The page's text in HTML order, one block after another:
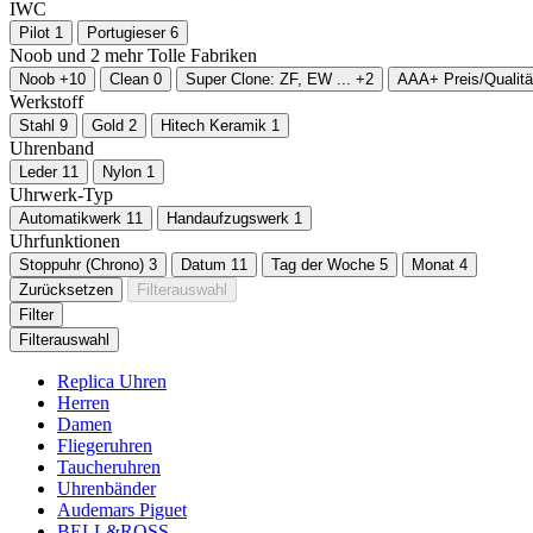
IWC
Pilot 1 Portugieser 6
Noob und 2 mehr Tolle Fabriken
Noob +10 Clean 0 Super Clone: ZF, EW ... +2 AAA+ Preis/
Werkstoff
Stahl 9 Gold 2 Hitech Keramik 1
Uhrenband
Leder 11 Nylon 1
Uhrwerk-Typ
Automatikwerk 11 Handaufzugswerk 1
Uhrfunktionen
Stoppuhr (Chrono) 3 Datum 11 Tag der Woche 5 Monat 4
Zurücksetzen
Filterauswahl
Filter
Filterauswahl
Replica Uhren
Herren
Damen
Fliegeruhren
Taucheruhren
Uhrenbänder
Audemars Piguet